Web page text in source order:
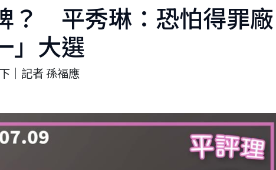
？ 平秀琳：恐怕得罪廠
」大選
記者 孫福應